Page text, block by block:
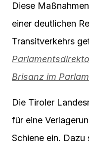
Diese
einer deutlichen
Transitverkehrs
Brisanz im
Die Tiroler
für eine
Schiene ein. Dazu